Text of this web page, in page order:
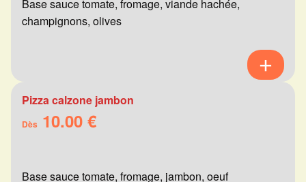
Base sauce tomate, fromage, viande hachée,
champignons, olives
Pizza calzone jambon
Dès 10.00 €
Base sauce tomate, fromage, jambon, oeuf